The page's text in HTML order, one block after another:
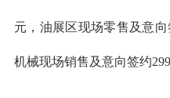
元，油展区现场零售及意
机械现场销售及意向签约